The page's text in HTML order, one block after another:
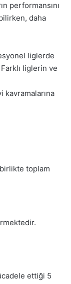
performansını
daha
liglerde
liglerin ve
kavramalarına
toplam
ettiği 5